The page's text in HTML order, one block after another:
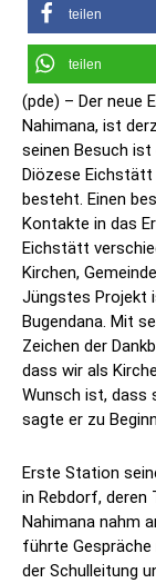
teilen
teilen
(pde) – Der neue
Nahimana, ist
seinen Besuch
Diözese Eichstätt
besteht. Einen
Kontakte in das
Eichstätt
Kirchen,
Jüngstes Projekt
Bugendana. Mit
Zeichen der
dass wir als
Wunsch ist, dass
sagte er zu
Erste Station
in Rebdorf, deren
Nahimana nahm
führte
der Schulleitung